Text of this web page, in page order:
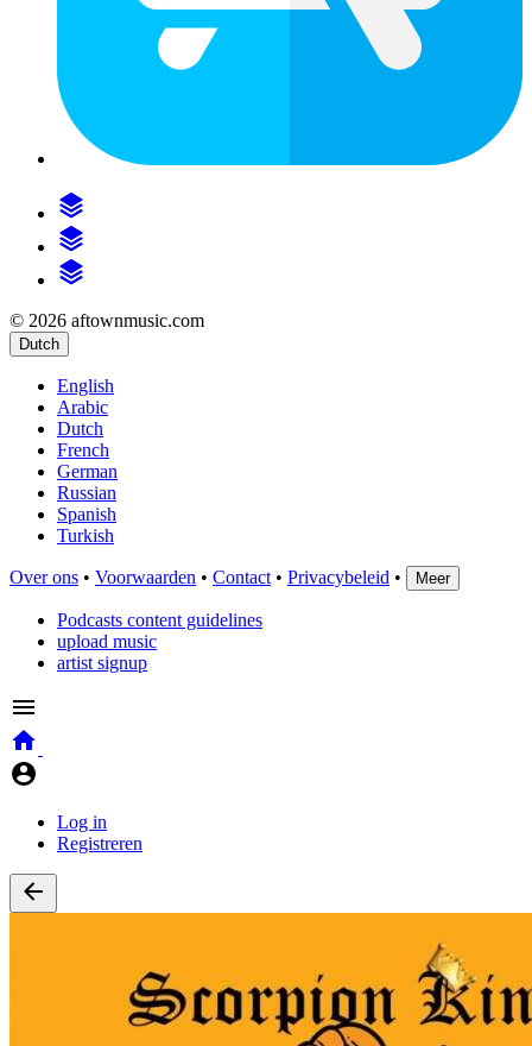
© 2026 aftownmusic.com
Dutch
English
Arabic
Dutch
French
German
Russian
Spanish
Turkish
Over ons • Voorwaarden • Contact • Privacybeleid • Meer
Podcasts content guidelines
upload music
artist signup
Log in
Registreren